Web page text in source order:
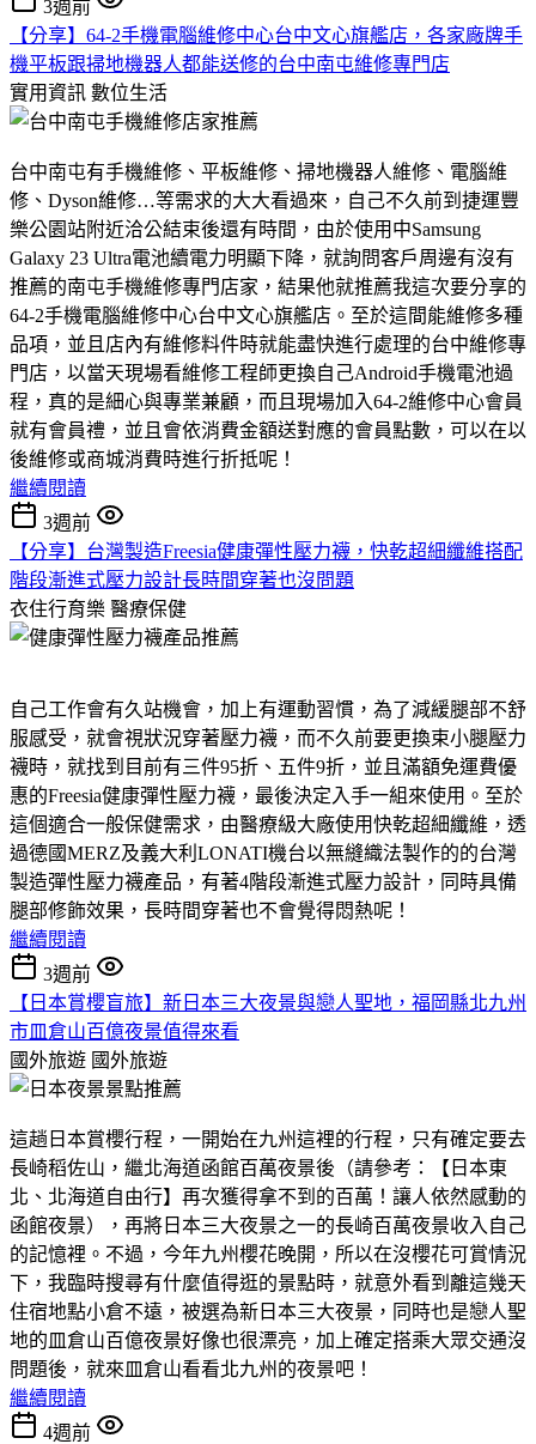
3週前
【分享】64-2手機電腦維修中心台中文心旗艦店，各家廠牌手
機平板跟掃地機器人都能送修的台中南屯維修專門店
實用資訊 數位生活
台中南屯有手機維修、平板維修、掃地機器人維修、電腦維
修、Dyson維修…等需求的大大看過來，自己不久前到捷運豐
樂公園站附近洽公結束後還有時間，由於使用中Samsung
Galaxy 23 Ultra電池續電力明顯下降，就詢問客戶周邊有沒有
推薦的南屯手機維修專門店家，結果他就推薦我這次要分享的
64-2手機電腦維修中心台中文心旗艦店。至於這間能維修多種
品項，並且店內有維修料件時就能盡快進行處理的台中維修專
門店，以當天現場看維修工程師更換自己Android手機電池過
程，真的是細心與專業兼顧，而且現場加入64-2維修中心會員
就有會員禮，並且會依消費金額送對應的會員點數，可以在以
後維修或商城消費時進行折抵呢！
繼續閱讀
3週前
【分享】台灣製造Freesia健康彈性壓力襪，快乾超細纖維搭配
階段漸進式壓力設計長時間穿著也沒問題
衣住行育樂 醫療保健
自己工作會有久站機會，加上有運動習慣，為了減緩腿部不舒
服感受，就會視狀況穿著壓力襪，而不久前要更換束小腿壓力
襪時，就找到目前有三件95折、五件9折，並且滿額免運費優
惠的Freesia健康彈性壓力襪，最後決定入手一組來使用。至於
這個適合一般保健需求，由醫療級大廠使用快乾超細纖維，透
過德國MERZ及義大利LONATI機台以無縫織法製作的的台灣
製造彈性壓力襪產品，有著4階段漸進式壓力設計，同時具備
腿部修飾效果，長時間穿著也不會覺得悶熱呢！
繼續閱讀
3週前
【日本賞櫻盲旅】新日本三大夜景與戀人聖地，福岡縣北九州
市皿倉山百億夜景值得來看
國外旅遊 國外旅遊
這趟日本賞櫻行程，一開始在九州這裡的行程，只有確定要去
長崎稻佐山，繼北海道函館百萬夜景後（請參考：【日本東
北、北海道自由行】再次獲得拿不到的百萬！讓人依然感動的
函館夜景），再將日本三大夜景之一的長崎百萬夜景收入自己
的記憶裡。不過，今年九州櫻花晚開，所以在沒櫻花可賞情況
下，我臨時搜尋有什麼值得逛的景點時，就意外看到離這幾天
住宿地點小倉不遠，被選為新日本三大夜景，同時也是戀人聖
地的皿倉山百億夜景好像也很漂亮，加上確定搭乘大眾交通沒
問題後，就來皿倉山看看北九州的夜景吧！
繼續閱讀
4週前